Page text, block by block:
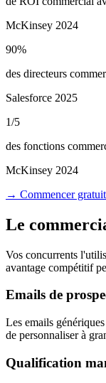
McKinsey 2024
90%
des directeurs
Salesforce 2025
1/5
des fonctions
McKinsey 2024
→ Commencer
Le
Vos concurrents
avantage compétitif
Emails de
Les emails
de personnaliser à
Qualification